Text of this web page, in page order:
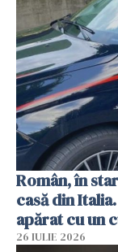
Român, în
casă din
apărat cu un
26 IULIE 2026